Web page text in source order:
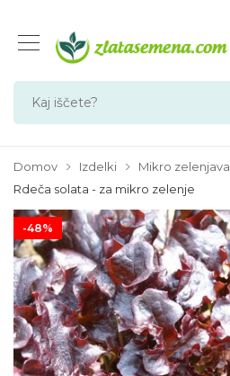
Domov Izdelki
Mikro zelenjava
Rdeča solata - za mikro zelenje
-48%